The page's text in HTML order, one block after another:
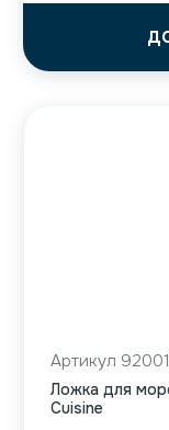
Артикул
Ложка для
Cuisine